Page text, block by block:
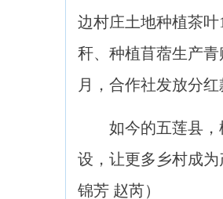
边村庄土地种植茶
秆、种植苜蓿生产
月，合作社发放分
如今的五莲县
设，让更多乡村成
锦芳 赵芮）